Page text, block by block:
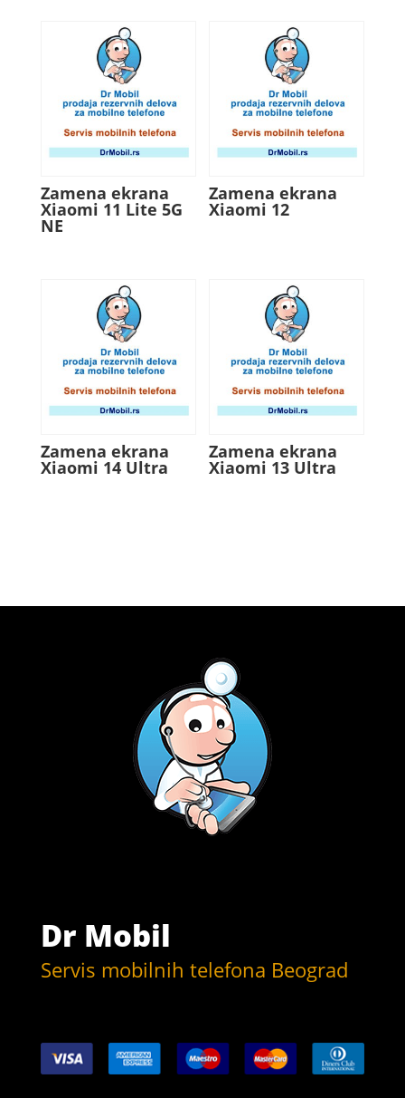
Zamena ekrana
Xiaomi 11 Lite 5G
NE
Zamena ekrana
Xiaomi 12
Zamena ekrana
Xiaomi 14 Ultra
Zamena ekrana
Xiaomi 13 Ultra
Dr Mobil
Servis mobilnih telefona Beograd